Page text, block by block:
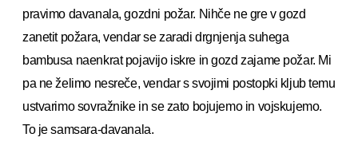
pravimo davanala, gozdni požar. Nihče ne gre v gozd
zanetit požara, vendar se zaradi drgnjenja suhega
bambusa naenkrat pojavijo iskre in gozd zajame požar. Mi
pa ne želimo nesreče, vendar s svojimi postopki kljub temu
ustvarimo sovražnike in se zato bojujemo in vojskujemo.
To je samsara-davanala.